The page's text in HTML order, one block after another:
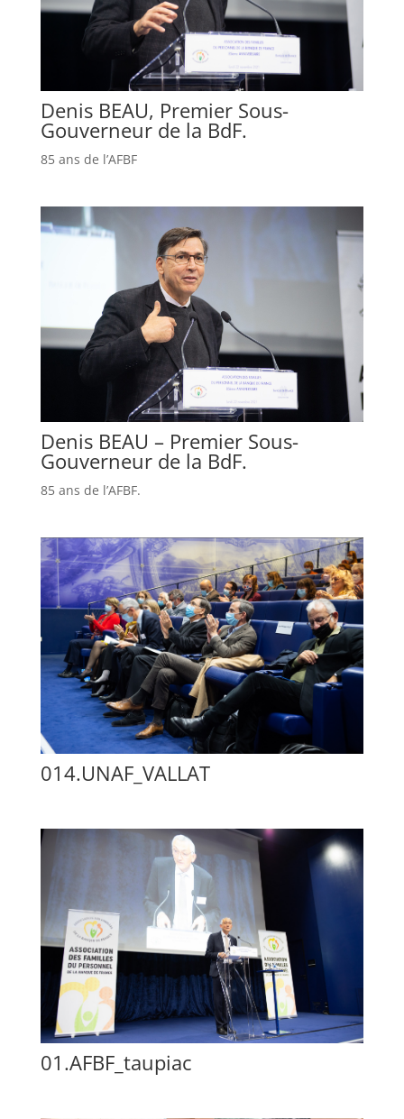
Denis BEAU, Premier Sous-
Gouverneur de la BdF.
85 ans de l’AFBF
Denis BEAU – Premier Sous-
Gouverneur de la BdF.
85 ans de l’AFBF.
014.UNAF_VALLAT
01.AFBF_taupiac